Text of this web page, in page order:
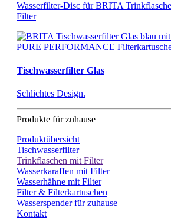
Wasserfilter-Disc für BRITA
Filter
Tischwasserfilter Glas
Schlichtes Design.
Produkte für zuhause
Produktübersicht
Tischwasserfilter
Trinkflaschen mit Filter
Wasserkaraffen mit Filter
Wasserhähne mit Filter
Filter & Filterkartuschen
Wasserspender für zuhause
Kontakt